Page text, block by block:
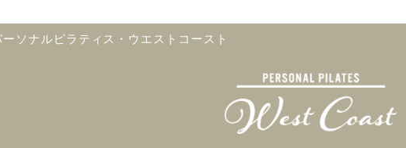
ソナルピラティス・ウエストコースト